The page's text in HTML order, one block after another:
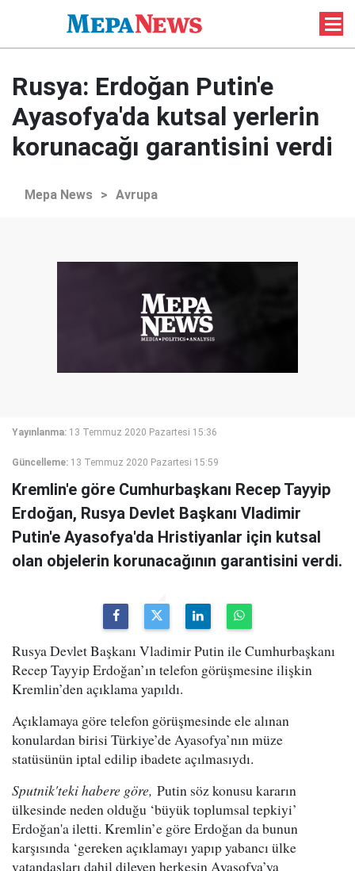
Rusya: Erdoğan Putin'e
Ayasofya'da kutsal yerlerin
korunacağı garantisini verdi
Mepa News > Avrupa
Yayınlanma: 13 Temmuz 2020 Pazartesi 15:36
Güncelleme: 13 Temmuz 2020 Pazartesi 15:59
Kremlin'e göre Cumhurbaşkanı Recep Tayyip
Erdoğan, Rusya Devlet Başkanı Vladimir
Putin'e Ayasofya'da Hristiyanlar için kutsal
olan objelerin korunacağının garantisini verdi.
Rusya Devlet Başkanı Vladimir Putin ile Cumhurbaşkanı
Recep Tayyip Erdoğan’ın telefon görüşmesine ilişkin
Kremlin’den açıklama yapıldı.
Açıklamaya göre telefon görüşmesinde ele alınan
konulardan birisi Türkiye’de Ayasofya’nın müze
statüsünün iptal edilip ibadete açılmasıydı.
Sputnik'teki habere göre, Putin söz konusu kararın
ülkesinde neden olduğu ‘büyük toplumsal tepkiyi’
Erdoğan'a iletti. Kremlin’e göre Erdoğan da bunun
karşısında ‘gereken açıklamayı yapıp yabancı ülke
vatandaşları dahil dileyen herkesin Ayasofya’ya